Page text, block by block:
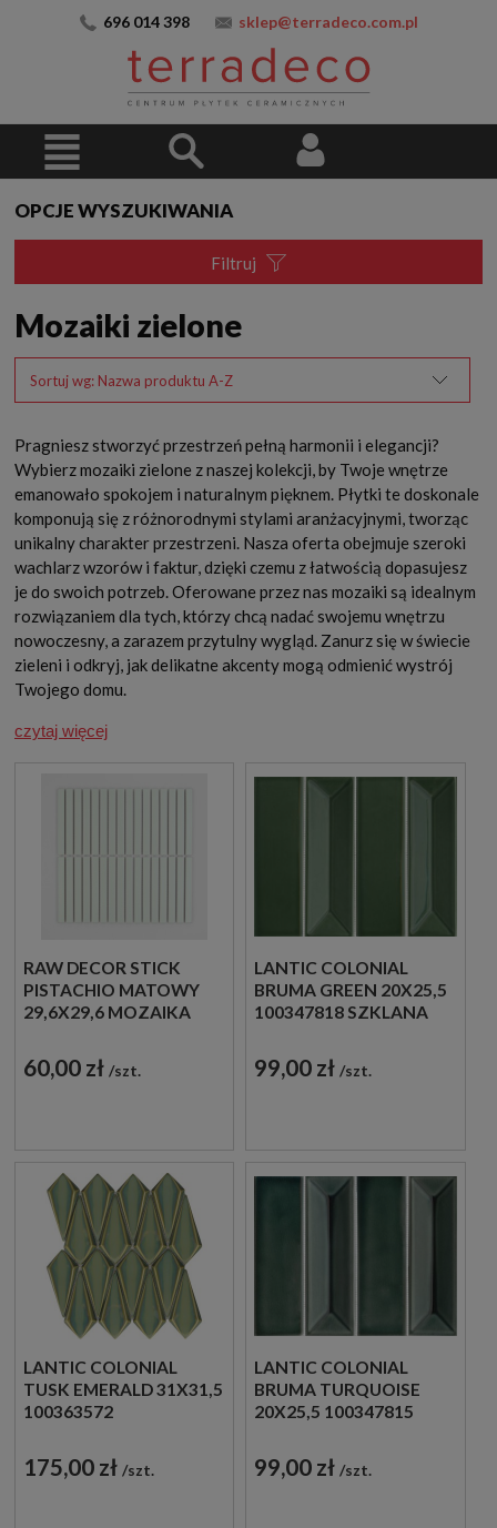
696 014 398 sklep@terradeco.com.pl
OPCJE WYSZUKIWANIA
Filtruj
Mozaiki zielone
Sortuj wg: Nazwa produktu A-Z
Pragniesz stworzyć przestrzeń pełną harmonii i elegancji?
Wybierz mozaiki zielone z naszej kolekcji, by Twoje wnętrze
emanowało spokojem i naturalnym pięknem. Płytki te doskonale
komponują się z różnorodnymi stylami aranżacyjnymi, tworząc
unikalny charakter przestrzeni. Nasza oferta obejmuje szeroki
wachlarz wzorów i faktur, dzięki czemu z łatwością dopasujesz
je do swoich potrzeb. Oferowane przez nas mozaiki są idealnym
rozwiązaniem dla tych, którzy chcą nadać swojemu wnętrzu
nowoczesny, a zarazem przytulny wygląd. Zanurz się w świecie
zieleni i odkryj, jak delikatne akcenty mogą odmienić wystrój
Twojego domu.
czytaj więcej
RAW DECOR STICK
PISTACHIO MATOWY
29,6X29,6 MOZAIKA
60,00 zł szt.
LANTIC COLONIAL
BRUMA GREEN 20X25,5
100347818 SZKLANA
DEKORACYJNA W
ZIELONYM ODCIENIU
99,00 zł szt.
LANTIC COLONIAL
TUSK EMERALD 31X31,5
100363572
MOZAIKA SZKLANA W
ZIELONYM ODCIENIU
175,00 zł szt.
LANTIC COLONIAL
BRUMA TURQUOISE
20X25,5 100347815
DEKORACYJNA W
ZIELONYM ODCIENIU
99,00 zł szt.